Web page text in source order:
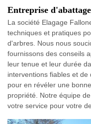
Entreprise
La société Elagage
techniques et pratiques
d'arbres. Nous nous
fournissons des conseils
leur tenue et leur durée
interventions fiables et
pour en révéler une
propriété. Notre équipe
votre service pour votre